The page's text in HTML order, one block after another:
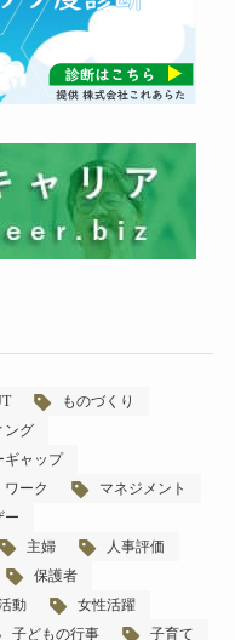
ものづくり
ング
ギャップ
ーク
マネジメント
ー
主婦
人事評価
保護者
動
女性活躍
子どもの行事
子育て